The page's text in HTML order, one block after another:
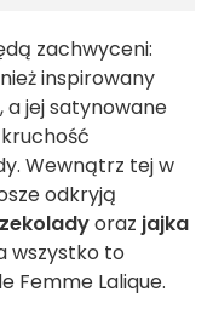
zachwyceni:
inspirowany
a jej satynowane
Wewnątrz tej w
odkryją
oraz jajka
wszystko to
Femme Lalique.